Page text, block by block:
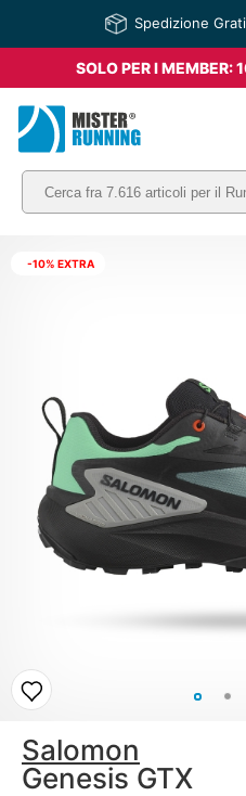
Spedizione
SOLO PER I MEMBER:
-10% EXTRA
Salomon
Genesis GTX